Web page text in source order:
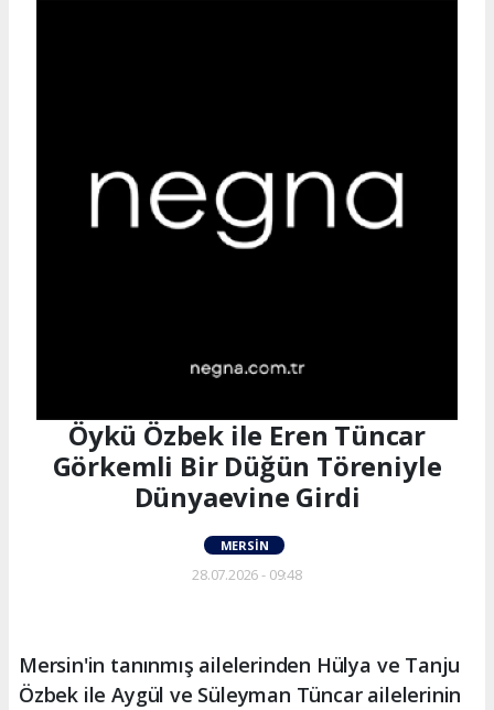
Öykü Özbek ile Eren Tüncar
Görkemli Bir Düğün Töreniyle
Dünyaevine Girdi
MERSIN
28.07.2026 - 09:48
Mersin'in tanınmış ailelerinden Hülya ve Tanju
Özbek ile Aygül ve Süleyman Tüncar ailelerinin